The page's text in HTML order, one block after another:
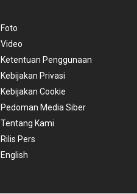
Foto
Video
Ketentuan Penggunaan
Kebijakan Privasi
Kebijakan Cookie
Pedoman Media Siber
Tentang Kami
Rilis Pers
English